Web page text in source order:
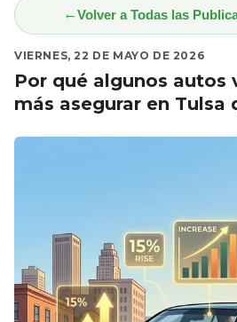
Volver a Todas las
VIERNES, 22 DE MAYO DE 2026
Por qué algunos autos
más asegurar en Tulsa